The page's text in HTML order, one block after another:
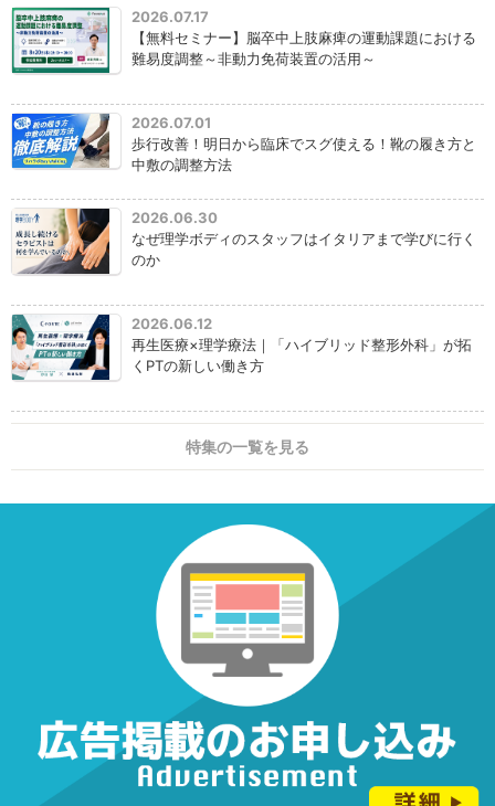
2026.07.17
【無料セミナー】脳卒中上肢麻痺の運動課題における
難易度調整～非動力免荷装置の活用～
2026.07.01
歩行改善！明日から臨床でスグ使える！靴の履き方と
中敷の調整方法
2026.06.30
なぜ理学ボディのスタッフはイタリアまで学びに行く
のか
2026.06.12
再生医療×理学療法｜「ハイブリッド整形外科」が拓
くPTの新しい働き方
特集の一覧を見る